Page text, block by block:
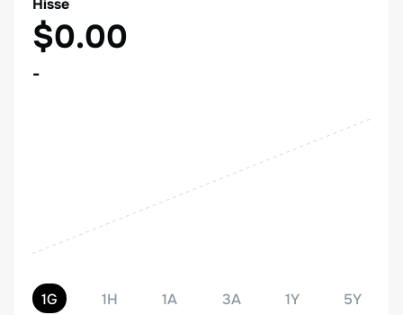
Hisse
$0.00
-
1G 1H 1A 3A 1Y 5Y